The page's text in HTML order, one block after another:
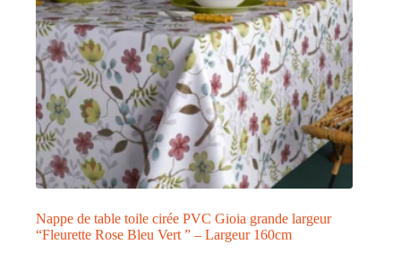
Nappe de table toile cirée PVC Gioia grande largeur
“Fleurette Rose Bleu Vert ” – Largeur 160cm